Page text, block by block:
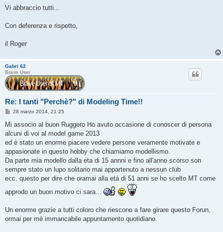
Vi abbraccio tutti...
Con deferenza e rispetto,
il Roger
Gabri 62
Brave User
Re: I tanti "Perchè?" di Modeling Time!!
M
s
a
g
i
o
28 marzo 2014, 21:25
Mi associo al buon Ruggero Ho avuto occasione di conoscer di persona
alcuni di voi al model game 2013
ed è stato un enorme piacere vedere persone veramente motivate e
appasionate in questo hobby che chiamiamo modellismo.
Da parte mia modello dalla eta di 15 annni e fino all'anno scorso son
sempre stato un lupo solitario mai appartenuto a nessun club
ecc. questo per dire che oramai alla età di 51 anni se ho scelto MT come
approdo un buon motivo ci sara...
Un enorme grazie a tutti coloro che riescono a fare girare questo Forun,
ormai per mè immancabile appuntamento quotidiano.